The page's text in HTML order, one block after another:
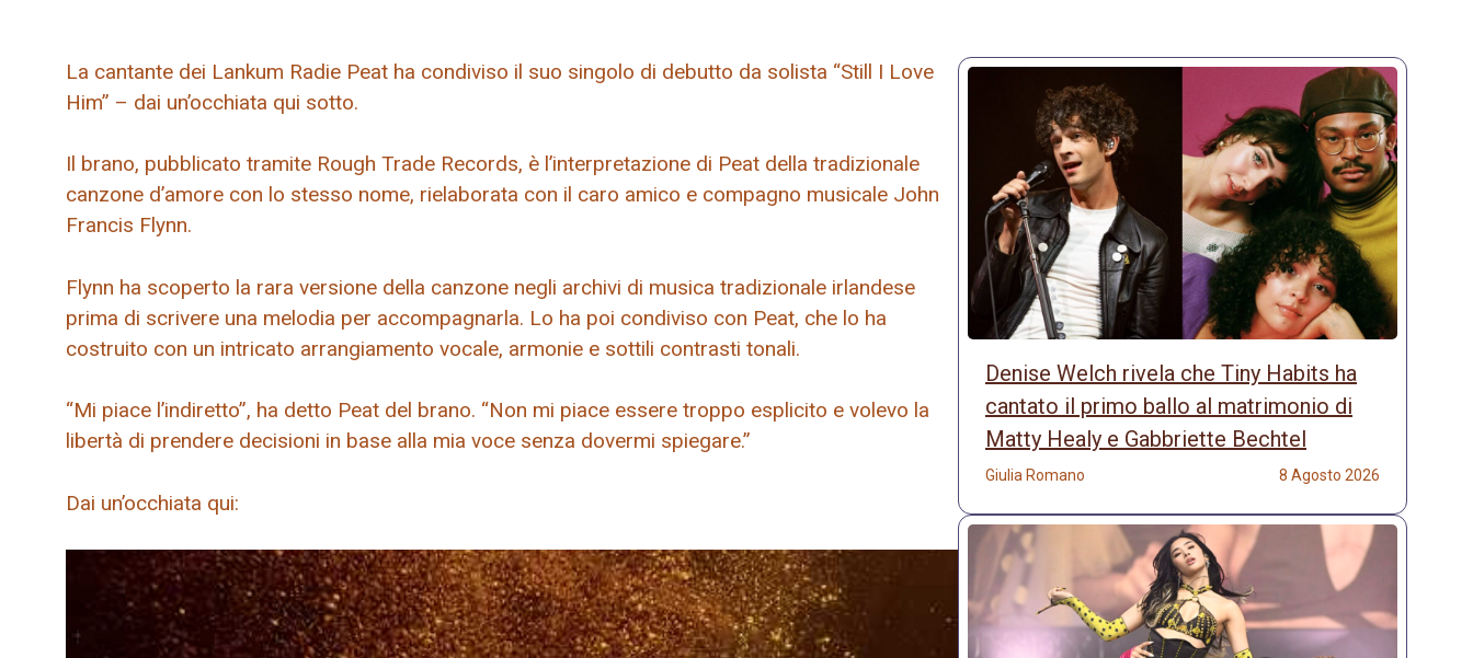
La cantante dei Lankum Radie Peat ha condiviso il suo singolo di debutto da solista “Still I Love
Him” ​​– dai un’occhiata qui sotto.
Il brano, pubblicato tramite Rough Trade Records, è l’interpretazione di Peat della tradizionale
canzone d’amore con lo stesso nome, rielaborata con il caro amico e compagno musicale John
Francis Flynn.
Flynn ha scoperto la rara versione della canzone negli archivi di musica tradizionale irlandese
prima di scrivere una melodia per accompagnarla. Lo ha poi condiviso con Peat, che lo ha
costruito con un intricato arrangiamento vocale, armonie e sottili contrasti tonali.
“Mi piace l’indiretto”, ha detto Peat del brano. “Non mi piace essere troppo esplicito e volevo la
libertà di prendere decisioni in base alla mia voce senza dovermi spiegare.”
Dai un’occhiata qui:
Denise Welch rivela che Tiny Habits ha
cantato il primo ballo al matrimonio di
Matty Healy e Gabbriette Bechtel
Giulia Romano 8 Agosto 2026